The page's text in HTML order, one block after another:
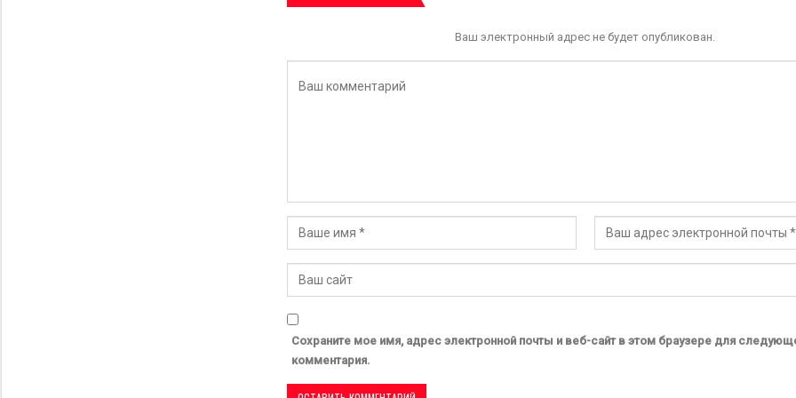
Ваш электронный адрес не будет опубликован.
Сохраните мое имя, адрес электронной почты и веб-сайт в этом браузере для
комментария.